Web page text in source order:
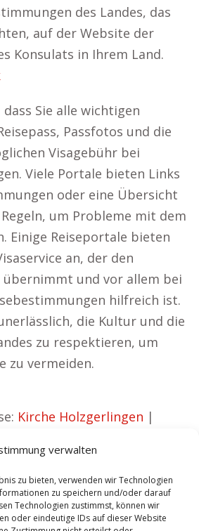
verwalten
zu bieten, verwenden wir Technologien
zu speichern und/oder darauf
Technologien zustimmst, können wir
oder eindeutige IDs auf dieser Website
des Landes, das
auf der Website der
Konsulats in Ihrem Land.
Sie alle wichtigen
Passfotos und die
Visagebühr bei
Viele Portale bieten Links
oder eine Übersicht
um Probleme mit dem
Einige Reiseportale bieten
an, der den
übernimmt und vor allem bei
hilfreich ist.
die Kultur und die
zu respektieren, um
zu vermeiden.
Kirche Holzgerlingen |
Holzgerlingen|
Holzgerlingen|